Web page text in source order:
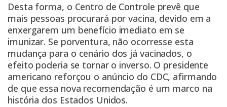
Desta forma, o Centro de Controle prevê que
mais pessoas procurará por vacina, devido em a
enxergarem um benefício imediato em se
imunizar. Se porventura, não ocorresse esta
mudança para o cenário dos já vacinados, o
efeito poderia se tornar o inverso. O presidente
americano reforçou o anúncio do CDC, afirmando
de que essa nova recomendação é um marco na
história dos Estados Unidos.